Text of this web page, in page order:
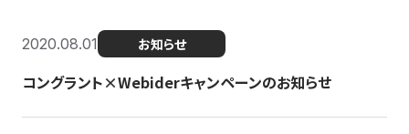
2020.08.01 お知らせ
コングラント×Webiderキャンペーンのお知らせ